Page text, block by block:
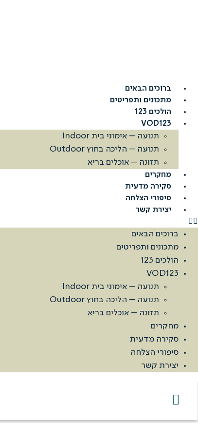
ברוכים הבאים
מתכונים ותפריטים
הולכים 123
VOD123
תנועה – אימוני בית Indoor
תנועה – הליכה בחוץ Outdoor
תזונה – אוכלים בריא
מחקרים
סקירה מדעית
סיפורי הצלחה
יצירת קשר
ברוכים הבאים
מתכונים ותפריטים
הולכים 123
VOD123
תנועה – אימוני בית Indoor
תנועה – הליכה בחוץ Outdoor
תזונה – אוכלים בריא
מחקרים
סקירה מדעית
סיפורי הצלחה
יצירת קשר